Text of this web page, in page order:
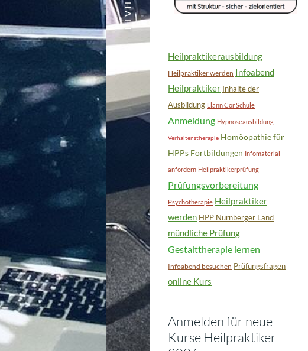
Heilpraktikerausbildung
Heilpraktiker werden Infoabend
Heilpraktiker Inhalte der
Ausbildung Elann Cor Schule
Anmeldung Hypnoseausbildung
Verhaltenstherapie Homöopathie für
HPPs Fortbildungen Infomaterial
anfordern Heilpraktikerprüfung
Prüfungsvorbereitung
Psychotherapie Heilpraktiker
werden HPP Nürnberger Land
mündliche Prüfung
Gestalttherapie lernen
Infoabend besuchen Prüfungsfragen
online Kurs
Anmelden für neue
Kurse Heilpraktiker